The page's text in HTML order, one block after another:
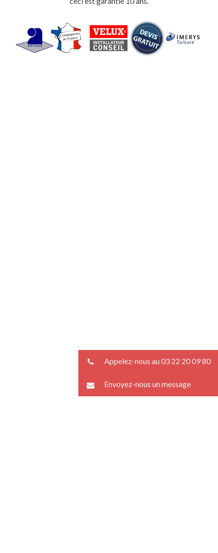
Appelez-nous au 03 22 20 09 80
Envoyez-nous un message